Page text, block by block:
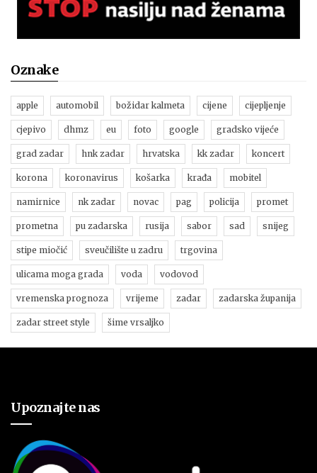
Oznake
apple automobil božidar kalmeta cijene cijepljenje
cjepivo dhmz eu foto google gradsko vijeće
grad zadar hnk zadar hrvatska kk zadar koncert
korona koronavirus košarka krađa mobitel
namirnice nk zadar novac pag policija promet
prometna pu zadarska rusija sabor sad snijeg
stipe miočić sveučilište u zadru trgovina
ulicama moga grada voda vodovod
vremenska prognoza vrijeme zadar zadarska županija
zadar street style šime vrsaljko
Upoznajte nas